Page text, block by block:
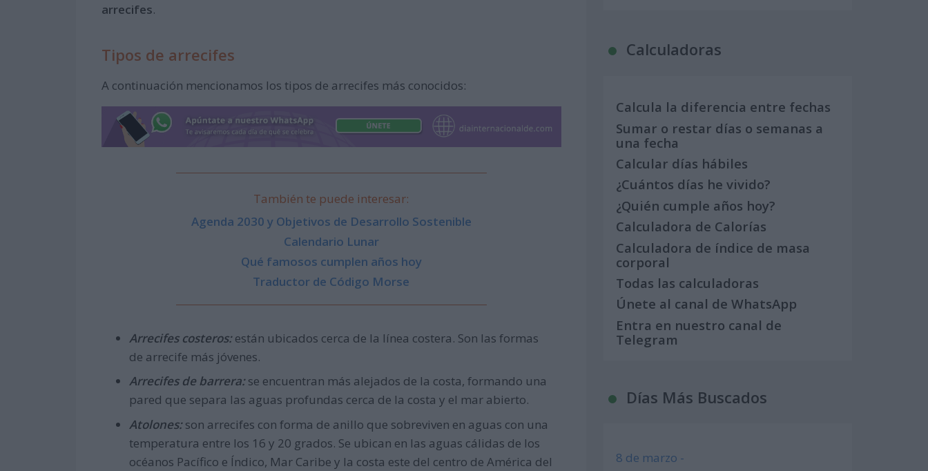
arrecifes.
Tipos de arrecifes
A continuación mencionamos los tipos de arrecifes más conocidos:
También te puede interesar:
Agenda 2030 y Objetivos de Desarrollo Sostenible
Calendario Lunar
Qué famosos cumplen años hoy
Traductor de Código Morse
Arrecifes costeros:están ubicados cerca de la línea costera. Son las formas
de arrecife más jóvenes.
Arrecifes de barrera:se encuentran más alejados de la costa, formando una
pared que separa las aguas profundas cerca de la costa y el mar abierto.
Atolones:son arrecifes con forma de anillo que sobreviven en aguas con una
temperatura entre los 16 y 20 grados. Se ubican en las aguas cálidas de los
océanos Pacífico e Índico, Mar Caribe y la costa este del centro de América del
Calculadoras
Calcula la diferencia entre fechas
Sumar o restar días o semanas a
una fecha
Calcular días hábiles
¿Cuántos días he vivido?
¿Quién cumple años hoy?
Calculadora de Calorías
Calculadora de índice de masa
corporal
Todas las calculadoras
Únete al canal de WhatsApp
Entra en nuestro canal de
Telegram
Días Más Buscados
8 de marzo -